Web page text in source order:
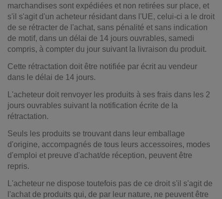
marchandises sont expédiées et non retirées sur place, et
s'il s'agit d'un acheteur résidant dans l'UE, celui-ci a le droit
de se rétracter de l'achat, sans pénalité et sans indication
de motif, dans un délai de 14 jours ouvrables, samedi
compris, à compter du jour suivant la livraison du produit.
Cette rétractation doit être notifiée par écrit au vendeur
dans le délai de 14 jours.
L'acheteur doit renvoyer les produits à ses frais dans les 2
jours ouvrables suivant la notification écrite de la
rétractation.
Seuls les produits se trouvant dans leur emballage
d'origine, accompagnés de tous leurs accessoires, modes
d'emploi et preuve d'achat/de réception, peuvent être
repris.
L'acheteur ne dispose toutefois pas de ce droit s'il s'agit de
l'achat de produits qui, de par leur nature, ne peuvent être